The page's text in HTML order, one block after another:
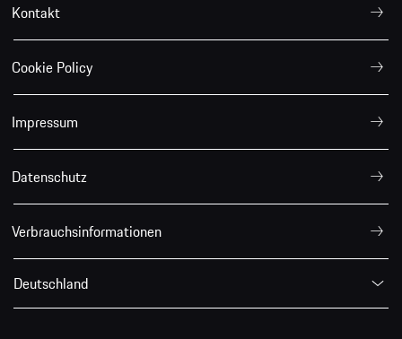
Kontakt
Cookie Policy
Impressum
Datenschutz
Verbrauchsinformationen
Deutschland